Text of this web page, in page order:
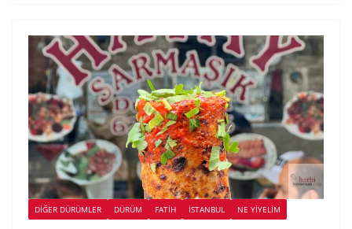
DIĞER DÜRÜMLER DÜRÜM FATIH İSTANBUL NE YİYELİM